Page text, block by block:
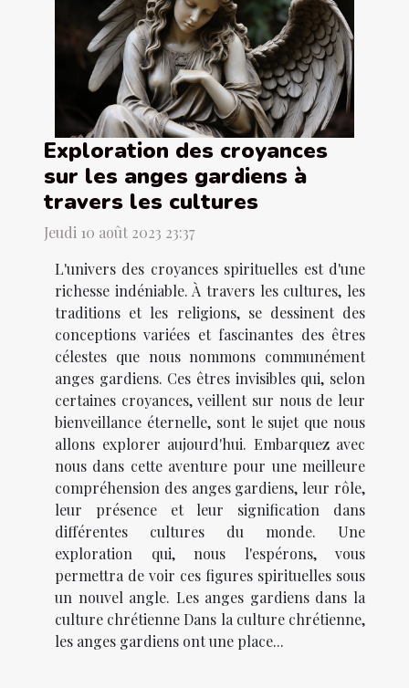
Exploration des croyances
sur les anges gardiens à
travers les cultures
Jeudi 10 août 2023 23:37
L'univers des croyances spirituelles est d'une
richesse indéniable. À travers les cultures, les
traditions et les religions, se dessinent des
conceptions variées et fascinantes des êtres
célestes que nous nommons communément
anges gardiens. Ces êtres invisibles qui, selon
certaines croyances, veillent sur nous de leur
bienveillance éternelle, sont le sujet que nous
allons explorer aujourd'hui. Embarquez avec
nous dans cette aventure pour une meilleure
compréhension des anges gardiens, leur rôle,
leur présence et leur signification dans
différentes cultures du monde. Une
exploration qui, nous l'espérons, vous
permettra de voir ces figures spirituelles sous
un nouvel angle. Les anges gardiens dans la
culture chrétienne Dans la culture chrétienne,
les anges gardiens ont une place...